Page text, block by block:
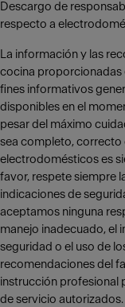
Descargo de
respecto a
La información y las
cocina proporcionadas
fines informativos
disponibles en el
pesar del máximo
sea completo, correcto
electrodomésticos es
favor, respete siempre
indicaciones de
aceptamos ninguna
manejo inadecuado, el
seguridad o el uso de
recomendaciones del
instrucción profesional
de servicio autorizados.